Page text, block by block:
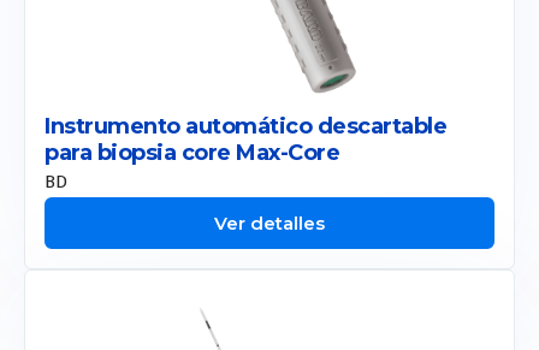
Instrumento automático descartable
para biopsia core Max-Core
BD
Ver detalles